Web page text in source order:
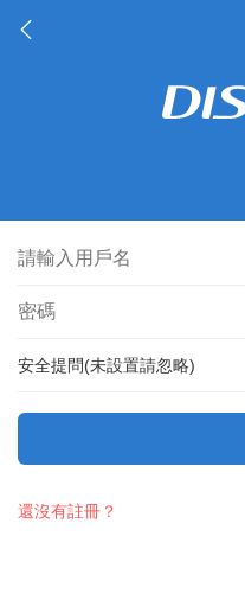
安全提問(未設置請忽略)
還沒有註冊？